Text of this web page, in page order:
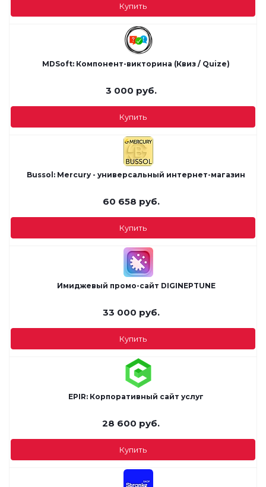
Купить
MDSoft: Компонент-викторина (Квиз / Quize)
3 000 руб.
Купить
Bussol: Mercury - универсальный интернет-магазин
60 658 руб.
Купить
Имиджевый промо-сайт DIGINEPTUNE
33 000 руб.
Купить
EPIR: Корпоративный сайт услуг
28 600 руб.
Купить